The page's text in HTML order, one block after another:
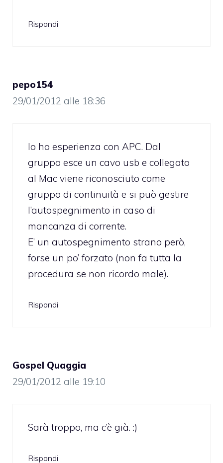
Rispondi
pepo154
29/01/2012 alle 18:36
Io ho esperienza con APC. Dal
gruppo esce un cavo usb e collegato
al Mac viene riconosciuto come
gruppo di continuità e si può gestire
l’autospegnimento in caso di
mancanza di corrente.
E’ un autospegnimento strano però,
forse un po’ forzato (non fa tutta la
procedura se non ricordo male).
Rispondi
Gospel Quaggia
29/01/2012 alle 19:10
Sarà troppo, ma c’è già. :)
Rispondi